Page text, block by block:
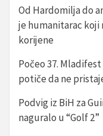
Od Hardomilja do
je humanitarac koji
korijene
Počeo 37.
potiče da ne
Podvig iz BiH za
naguralo u “Golf 2”